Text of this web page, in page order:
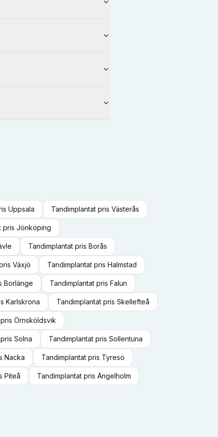
Uppsala Tandimplantat pris Västerås
pris Jönköping
Tandimplantat pris Borås
Växjö Tandimplantat pris Halmstad
Borlänge Tandimplantat pris Falun
Karlskrona Tandimplantat pris Skellefteå
Örnsköldsvik
Solna Tandimplantat pris Sollentuna
Nacka Tandimplantat pris Tyresö
Piteå Tandimplantat pris Ängelholm